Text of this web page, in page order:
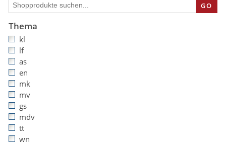
GO
Thema
kl
lf
as
en
mk
mv
gs
mdv
tt
wn